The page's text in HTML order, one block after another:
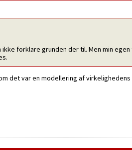
forklare grunden der til. Men min
det var en modellering af